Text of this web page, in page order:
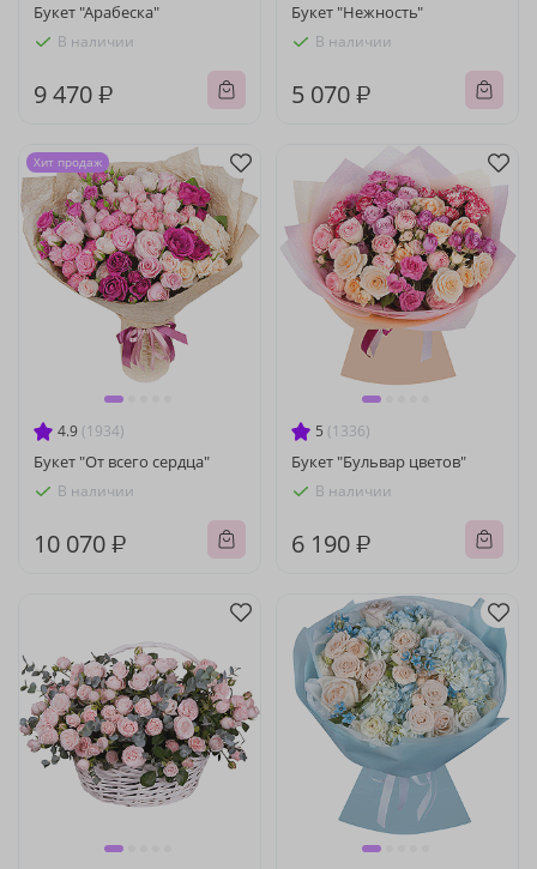
Букет "Арабеска"
В наличии
9 470 ₽
Букет "Нежность"
В наличии
5 070 ₽
4.9 (1934)
Букет "От всего сердца"
В наличии
10 070 ₽
Хит продаж
5 (1336)
Букет "Бульвар цветов"
В наличии
6 190 ₽